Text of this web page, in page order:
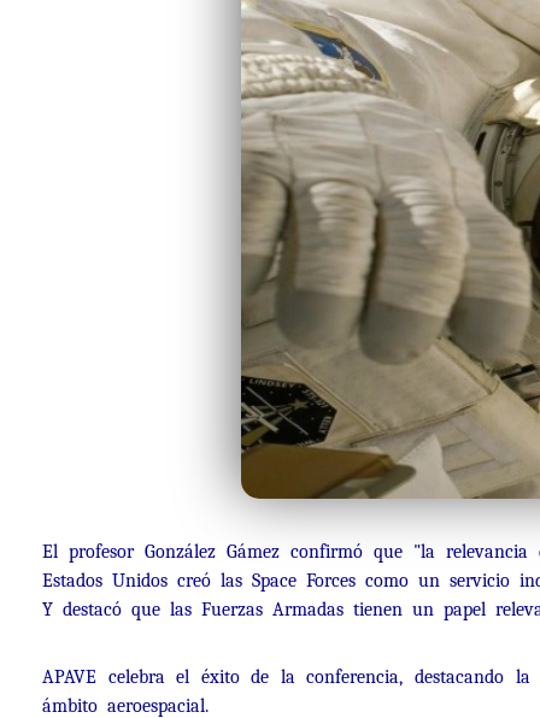
El profesor González Gámez confirmó que "la
Estados Unidos creó las Space Forces como un servicio
Y destacó que las Fuerzas Armadas tienen un papel
APAVE celebra el éxito de la conferencia, destacando
ámbito aeroespacial.